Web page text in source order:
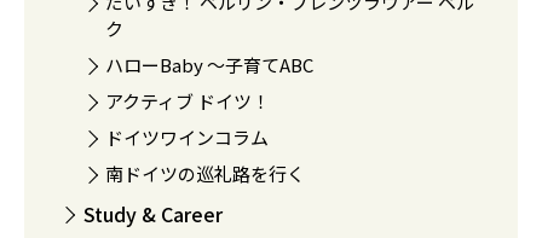
ク
ハローBaby 〜子育てABC
アクティブ ドイツ！
ドイツワインコラム
南ドイツの巡礼路を行く
Study & Career